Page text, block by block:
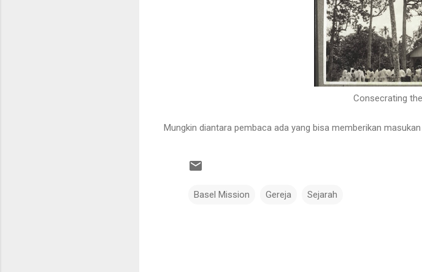
Consecrating
Mungkin diantara pembaca ada yang bisa memberikan
Basel Mission Gereja Sejarah